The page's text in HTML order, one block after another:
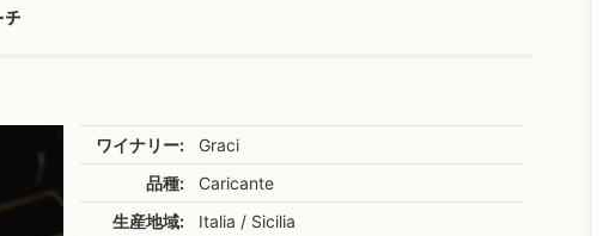
ワイナリー:
Graci
品種:
Caricante
生産地域:
Italia / Sicilia